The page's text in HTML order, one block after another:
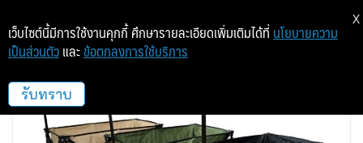
อิลีเม้นท์ 72 – Element 72
เว็บไซต์นี้มีการใช้งานคุกกี้ ศึกษารายละเอียดเพิ่มเติมได้ที่ นโยบายความ
เป็นส่วนตัว และ ข้อตกลงการใช้บริการ
รับทราบ
X